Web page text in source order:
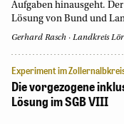
Aufgaben hinausgeht.
Lösung von Bund und
Gerhard Rasch Landkreis
Experiment im
Die vorgezogene
Lösung im SGB VIII